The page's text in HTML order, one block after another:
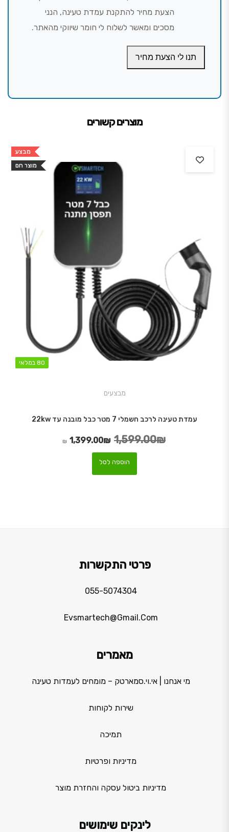
הצעת מחיר להתקנת עמדת טעינה, הנני
מסכים ומאשר לשלוח לי חומר שיווקי מהאתר.
תנו לי הצעת מחיר
מוצרים קשורים
מבצע
מוצר חם
80 במלאי
80 במלאי
מבצעים
עמדת טעינה לרכב חשמלי 7 מטר כבל מובנה עד 22kw
1,599.00₪ המחיר המקורי היה: 1,599.00₪.
1,399.00₪ המחיר הנוכחי הוא: 1,399.00₪.
₪
הוספה לסל
פרטי התקשרות
055-5074304
Evsmartech@gmail.com
מאמרים
מי אנחנו | אי.וי.סמארטק – מומחים לעמדות טעינה
שירות לקוחות
תמיכה
מדיניות ופרטיות
מדיניות ביטול עסקה והחזרת מוצר
לינקים שימושים